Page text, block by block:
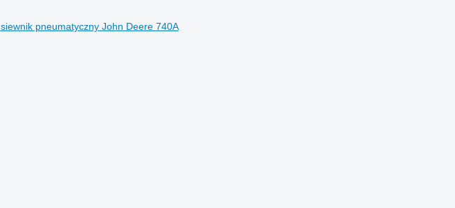
siewnik pneumatyczny John Deere 740A